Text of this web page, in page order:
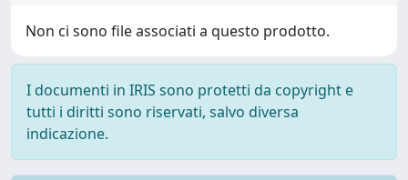
Non ci sono file associati a questo prodotto.
I documenti in IRIS sono protetti da copyright e
tutti i diritti sono riservati, salvo diversa
indicazione.